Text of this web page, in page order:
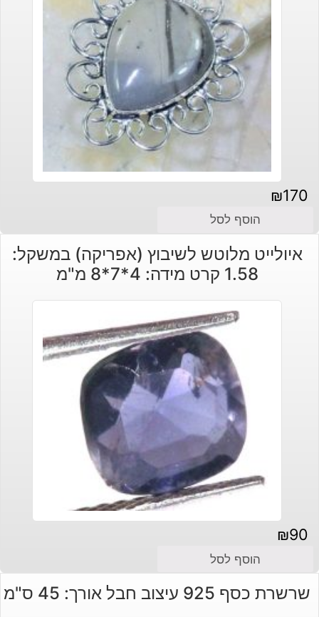
₪170
הוסף לסל
איולייט מלוטש לשיבוץ (אפריקה) במשקל:
1.58 קרט מידה: 4*7*8 מ"מ
₪90
הוסף לסל
שרשרת כסף 925 עיצוב חבל אורך: 45 ס"מ